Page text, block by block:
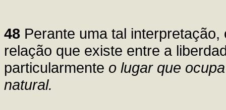
48 Perante uma tal
relação que existe entre a
particularmente o lugar que
natural.